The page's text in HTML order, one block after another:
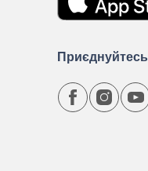
Приєднуйтесь